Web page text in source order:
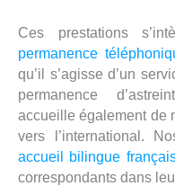
Ces prestations
permanence
qu’il s’agisse d’un
permanence
accueille également de
vers l’international.
accueil bilingue
correspondants dans